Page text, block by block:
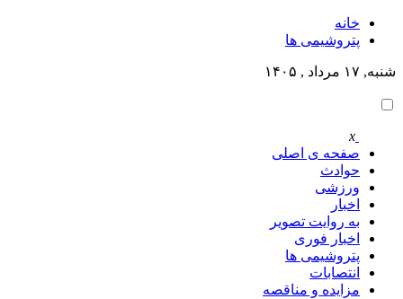
خانه
پتروشيمى ها
شنبه, ۱۷ مرداد , ۱۴۰۵
x
صفحه ی اصلی
حوادث
ورزشی
اخبار
به روایت تصویر
اخبار فوری
پتروشيمى ها
انتصابات
مزایده و مناقصه